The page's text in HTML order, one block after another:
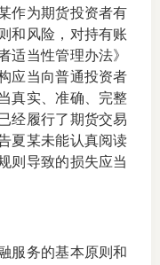
联系方
作为期货投资者有
和风险，对持有账
适当性管理办法》
应当向普通投资者
真实、准确、完整
经履行了期货交易
夏某未能认真阅读
则导致的损失应当
服务的基本原则和